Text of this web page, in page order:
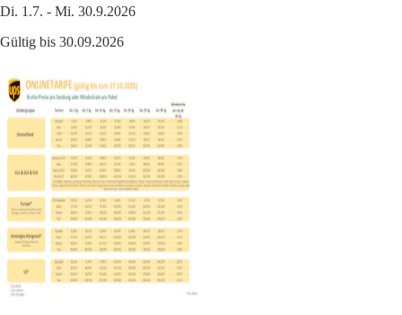
Di. 1.7. - Mi. 30.9.2026
Gültig bis 30.09.2026